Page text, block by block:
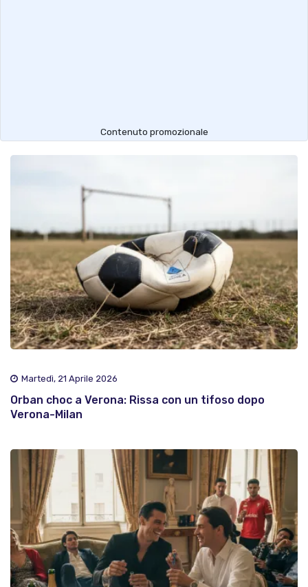
Contenuto promozionale
Martedì, 21 Aprile 2026
Orban choc a Verona: Rissa con un tifoso dopo
Verona-Milan